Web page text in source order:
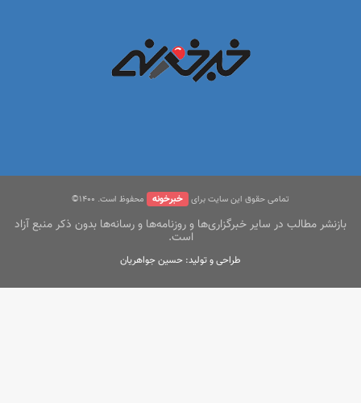
تمامی حقوق این سایت برای خبرخونه محفوظ است. ۱400©
بازنشر مطالب در سایر خبرگزاری‌ها و روزنامه‌ها و رسانه‌ها بدون ذکر منبع آزاد
است.
طراحی و تولید: حسین جواهریان